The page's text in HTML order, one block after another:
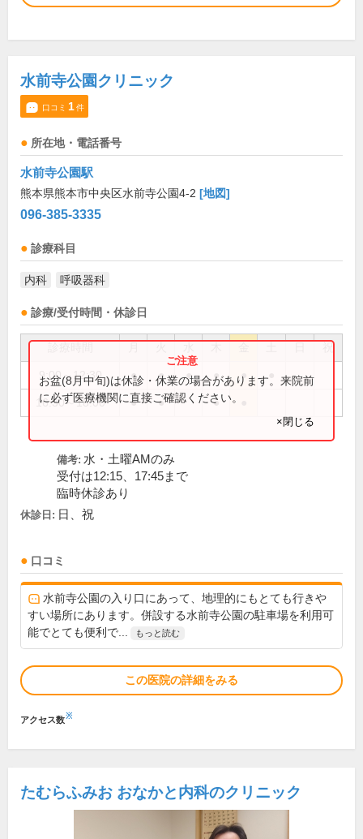
水前寺公園クリニック
口コミ 1件
所在地・電話番号
水前寺公園駅
熊本県熊本市中央区水前寺公園4-2 [地図]
096-385-3335
診療科目
内科 呼吸器科
診療/受付時間・休診日
祝
9:00～12:30 ● ● ● ● ●
16:30～18:00 ● ● ●
お盆(8月中旬)は休診・休業の場合があります。来院前
に必ず医療機関に直接ご確認ください。
×閉じる
備考: 水・土曜AMのみ
受付は12:15、17:45まで
臨時休診あり
休診日: 日、祝
口コミ
水前寺公園の入り口にあって、地理的にもとても行きや
すい場所にあります。併設する水前寺公園の駐車場を利用可
能でとても便利で...
もっと読む
この医院の詳細をみる
アクセス数※
たむらふみお おなかと内科のクリニック